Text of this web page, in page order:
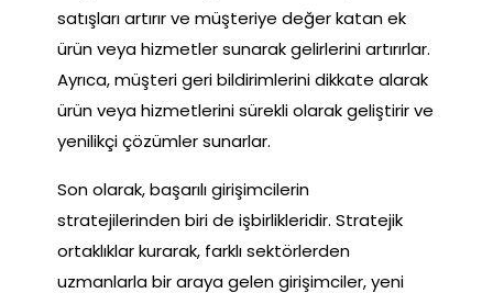
satışları artırır ve müşteriye değer katan ek
ürün veya hizmetler sunarak gelirlerini artırırlar.
Ayrıca, müşteri geri bildirimlerini dikkate alarak
ürün veya hizmetlerini sürekli olarak geliştirir ve
yenilikçi çözümler sunarlar.
Son olarak, başarılı girişimcilerin
stratejilerinden biri de işbirlikleridir. Stratejik
ortaklıklar kurarak, farklı sektörlerden
uzmanlarla bir araya gelen girişimciler, yeni